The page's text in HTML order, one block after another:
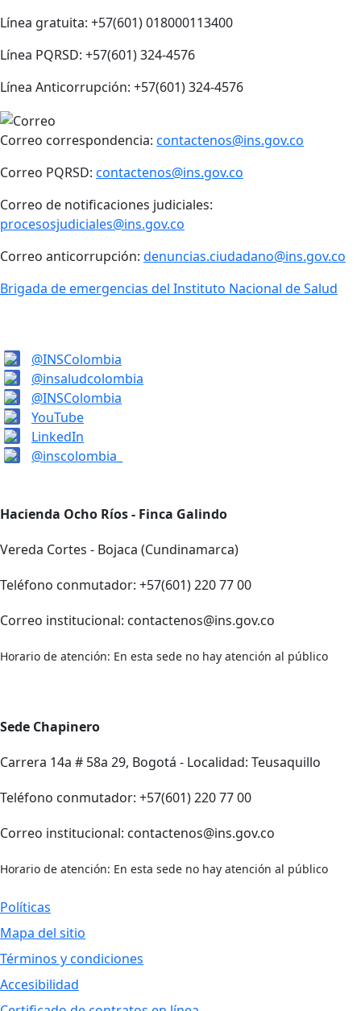
Línea gratuita: +57(601) 018000113400
Línea PQRSD: +57(601) 324-4576
Línea Anticorrupción: +57(601) 324-4576
Correo correspondencia: contactenos@ins.gov.co
Correo PQRSD: contactenos@ins.gov.co
Correo de notificaciones judiciales:
procesosjudiciales@ins.gov.co
Correo anticorrupción: denuncias.ciudadano@ins.gov.co
Brigada de emergencias del Instituto Nacional de Salud
@INSColombia
@insaludcolombia
@INSColombia
YouTube
LinkedIn
@inscolombia_
Hacienda Ocho Ríos - Finca Galindo
Vereda Cortes - Bojaca (Cundinamarca)
Teléfono conmutador: +57(601) 220 77 00
Correo institucional: contactenos@ins.gov.co
Horario de atención: En esta sede no hay atención al público
Sede Chapinero
Carrera 14a # 58a 29, Bogotá - Localidad: Teusaquillo
Teléfono conmutador: +57(601) 220 77 00
Correo institucional: contactenos@ins.gov.co
Horario de atención: En esta sede no hay atención al público
Políticas
Mapa del sitio
Términos y condiciones
Accesibilidad